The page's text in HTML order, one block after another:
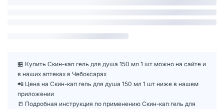
🏪 Купить Скин-кап гель для душа 150 мл 1 шт можно на сайте и
в наших аптеках в Чебоксарах
📲 Цена на Скин-кап гель для душа 150 мл 1 шт ниже в нашем
приложении
📒 Подробная инструкция по применению Скин-кап гель для